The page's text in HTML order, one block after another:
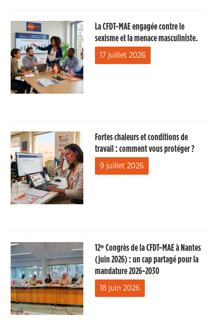
La CFDT-MAE engagée contre le
sexisme et la menace masculiniste.
17 juillet 2026
Fortes chaleurs et conditions de
travail : comment vous protéger ?
9 juillet 2026
12ᵉ Congrès de la CFDT-MAE à Nantes
(juin 2026) : un cap partagé pour la
mandature 2026-2030
18 juin 2026